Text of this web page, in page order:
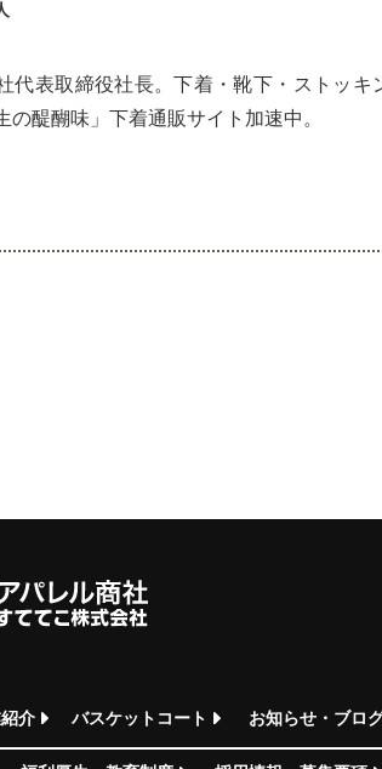
代表取締役社長。下着・靴下・ストッキ
の醍醐味」下着通販サイト加速中。
介 バスケットコート お知らせ・ブロ